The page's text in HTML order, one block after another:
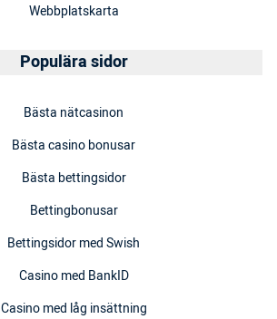
Webbplatskarta
Populära sidor
Bästa nätcasinon
Bästa casino bonusar
Bästa bettingsidor
Bettingbonusar
Bettingsidor med Swish
Casino med BankID
Casino med låg insättning